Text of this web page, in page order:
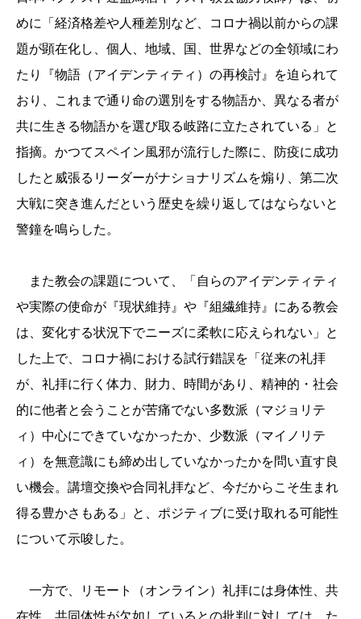
めに「経済格差や人種差別など、コロナ禍以前からの課
題が顕在化し、個人、地域、国、世界などの全領域にわ
たり『物語（アイデンティティ）の再検討』を迫られて
おり、これまで通り命の選別をする物語か、異なる者が
共に生きる物語かを選び取る岐路に立たされている」と
指摘。かつてスペイン風邪が流行した際に、防疫に成功
したと威張るリーダーがナショナリズムを煽り、第二次
大戦に突き進んだという歴史を繰り返してはならないと
警鐘を鳴らした。
また教会の課題について、「自らのアイデンティティ
や実際の使命が『現状維持』や『組繊維持』にある教会
は、変化する状況下でニーズに柔軟に応えられない」と
した上で、コロナ禍における試行錯誤を「従来の礼拝
が、礼拝に行く体力、財力、時間があり、精神的・社会
的に他者と会うことが苦痛でない多数派（マジョリテ
ィ）中心にできていなかったか、少数派（マイノリテ
ィ）を無意識にも締め出していなかったかを問い直す良
い機会。講壇交換や合同礼拝など、今だからこそ生まれ
得る豊かさもある」と、ポジティブに受け取れる可能性
について示唆した。
一方で、リモート（オンライン）礼拝には身体性、共